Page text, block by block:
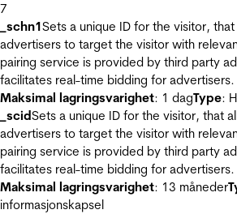
7
_schn1Sets a unique ID for the visitor,
advertisers to target the visitor with
pairing service is provided by third party
facilitates real-time bidding for advertisers.
Maksimal lagringsvarighet: 1 dagType:
_scidSets a unique ID for the visitor, that
advertisers to target the visitor with
pairing service is provided by third party
facilitates real-time bidding for advertisers.
Maksimal lagringsvarighet: 13 måneder
informasjonskapsel